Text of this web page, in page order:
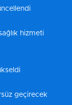
hizmeti
geçirecek